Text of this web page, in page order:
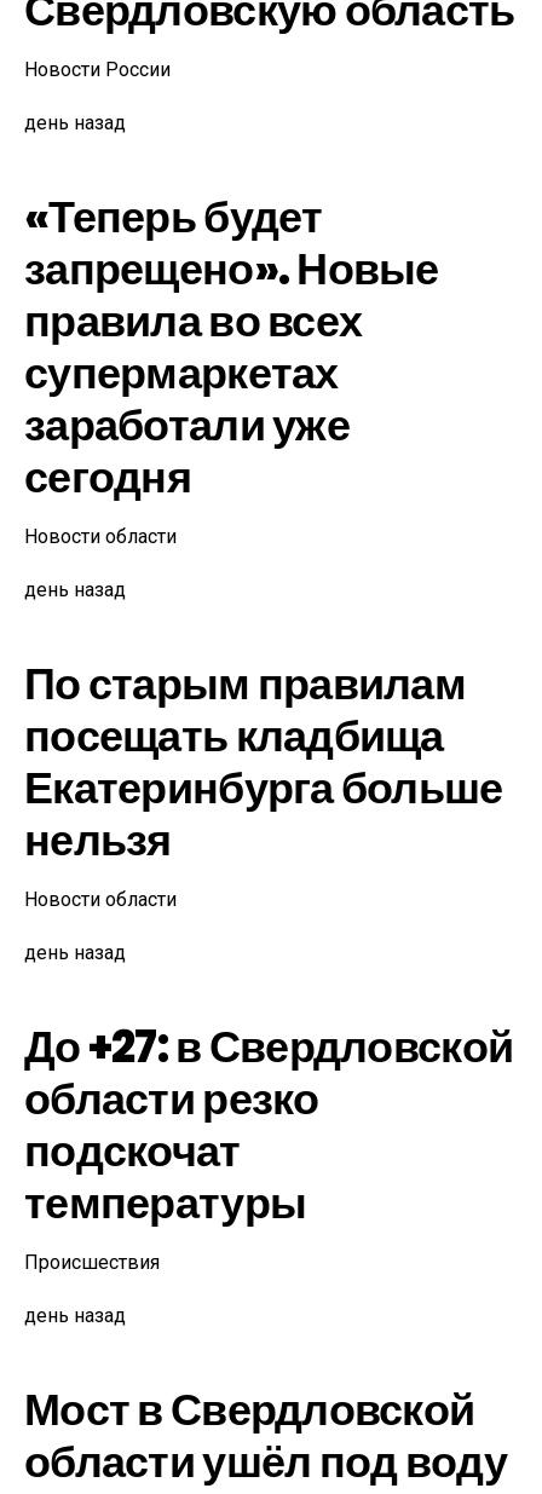
Новости России
день назад
«Теперь будет
запрещено». Новые
правила во всех
супермаркетах
заработали уже
сегодня
Новости области
день назад
По старым правилам
посещать кладбища
Екатеринбурга больше
нельзя
Новости области
день назад
До +27: в Свердловской
области резко
подскочат
температуры
Происшествия
день назад
Мост в Свердловской
области ушёл под воду